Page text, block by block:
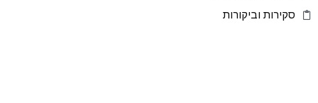
סקירות וביקורות